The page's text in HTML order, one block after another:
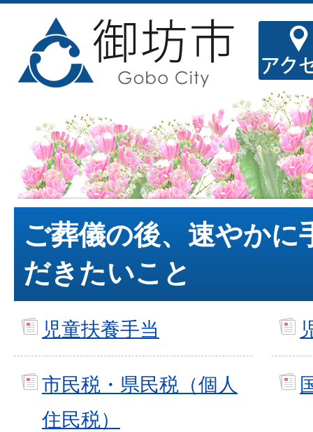
ご葬儀の後、速やかに
だきたいこと
児童扶養手当
市民税・県民税（個人
住民税）